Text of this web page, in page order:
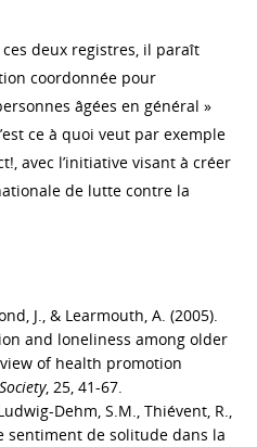
deux registres, il paraît
coordonnée pour
âgées en général »
ce à quoi veut par exemple
avec l’initiative visant à créer
de lutte contre la
J., & Learmouth, A. (2005).
and loneliness among older
of health promotion
, 25, 41-67.
Dehm, S.M., Thiévent, R.,
sentiment de solitude dans la